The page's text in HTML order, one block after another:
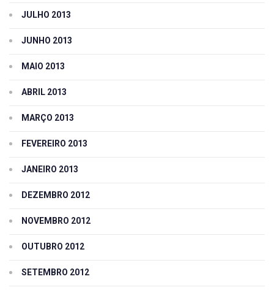
JULHO 2013
JUNHO 2013
MAIO 2013
ABRIL 2013
MARÇO 2013
FEVEREIRO 2013
JANEIRO 2013
DEZEMBRO 2012
NOVEMBRO 2012
OUTUBRO 2012
SETEMBRO 2012